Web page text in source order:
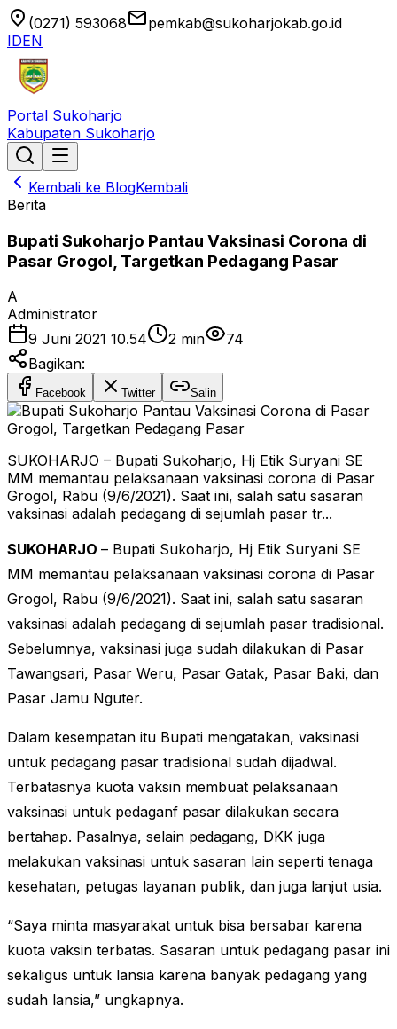
location_on (0271) 593068emailpemkab@sukoharjokab.go.id
IDEN
Portal Sukoharjo
Kabupaten Sukoharjo
Kembali ke BlogKembali
Berita
Bupati Sukoharjo Pantau Vaksinasi Corona di
Pasar Grogol, Targetkan Pedagang Pasar
A
Administrator
9 Juni 2021 10.54
2 min
74
Bagikan:
Facebook Twitter Salin
SUKOHARJO – Bupati Sukoharjo, Hj Etik Suryani SE
MM memantau pelaksanaan vaksinasi corona di Pasar
Grogol, Rabu (9/6/2021). Saat ini, salah satu sasaran
vaksinasi adalah pedagang di sejumlah pasar tr...
SUKOHARJO – Bupati Sukoharjo, Hj Etik Suryani SE
MM memantau pelaksanaan vaksinasi corona di Pasar
Grogol, Rabu (9/6/2021). Saat ini, salah satu sasaran
vaksinasi adalah pedagang di sejumlah pasar tradisional.
Sebelumnya, vaksinasi juga sudah dilakukan di Pasar
Tawangsari, Pasar Weru, Pasar Gatak, Pasar Baki, dan
Pasar Jamu Nguter.
Dalam kesempatan itu Bupati mengatakan, vaksinasi
untuk pedagang pasar tradisional sudah dijadwal.
Terbatasnya kuota vaksin membuat pelaksanaan
vaksinasi untuk pedaganf pasar dilakukan secara
bertahap. Pasalnya, selain pedagang, DKK juga
melakukan vaksinasi untuk sasaran lain seperti tenaga
kesehatan, petugas layanan publik, dan juga lanjut usia.
“Saya minta masyarakat untuk bisa bersabar karena
kuota vaksin terbatas. Sasaran untuk pedagang pasar ini
sekaligus untuk lansia karena banyak pedagang yang
sudah lansia,” ungkapnya.